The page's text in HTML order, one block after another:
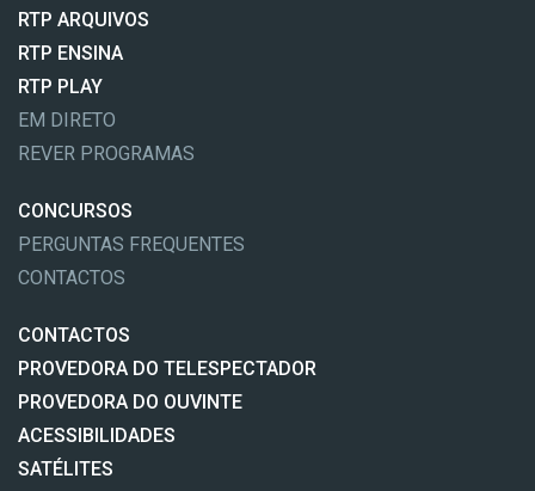
RTP ARQUIVOS
RTP ENSINA
RTP PLAY
EM DIRETO
REVER PROGRAMAS
CONCURSOS
PERGUNTAS FREQUENTES
CONTACTOS
CONTACTOS
PROVEDORA DO TELESPECTADOR
PROVEDORA DO OUVINTE
ACESSIBILIDADES
SATÉLITES